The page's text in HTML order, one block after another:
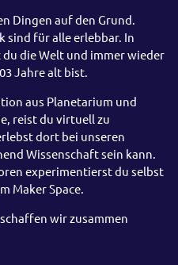
Dingen auf den Grund.
sind für alle erlebbar. In
die Welt und immer wieder
Jahre alt bist.
aus Planetarium und
reist du virtuell zu
dort bei unseren
Wissenschaft sein kann.
experimentierst du selbst
Maker Space.
wir zusammen